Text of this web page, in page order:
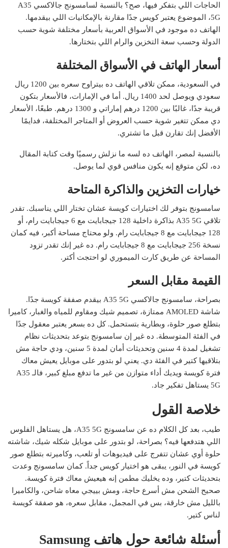
الحاجات اللي بتفكر فيها، صح؟ بالنسبة لسامسونج جالاكسي A35
5G، الموضوع يعتبر كويس جدًا مقارنة بالإمكانيات اللي بيقدمها.
الهاتف ده موجود في الأسواق العربية بأسعار مختلفة شوية حسب
الدولة وحسب سعة التخزين والرام اللي بتختارها.
أسعار الهاتف في الأسواق المختلفة
في السعودية، ممكن تلاقي الهاتف ده بيتراوح سعره بين 1200 ريال
سعودي ويوصل لحد 1400 ريال. أما في الإمارات، فالأسعار بتكون
قريبة جدًا، غالبًا بين 1200 درهم إماراتي و 1300 درهم. طبعًا، الأسعار
دي ممكن تتغير شوية حسب العروض أو المتاجر المختلفة، فدايمًا
الأفضل إنك تقارن قبل ما تشتري.
بالنسبة لمصر، الهاتف ده لسه ما نزلش رسميًا وقت كتابة المقال
ده، لكن متوقع إنه يكون منافس قوي لما يوصل.
خيارات التخزين والذاكرة المتاحة
سامسونج بتوفر لك اختيارات كويسة عشان تختار اللي يناسبك. تقدر
تلاقي A35 5G بذاكرة داخلية 128 جيجابايت مع 6 جيجابايت رام، أو
128 جيجابايت مع 8 جيجابايت رام. ولو محتاج مساحة أكبر، فيه كمان
نسخة 256 جيجابايت مع 8 جيجابايت رام. ده غير إنك تقدر تزود
المساحة عن طريق كارت الميموري لو احتجت أكتر.
القيمة مقابل السعر
بصراحة، سامسونج جالاكسي A35 5G بيقدم صفقة كويسة جدًا.
شاشة AMOLED ممتازة، تصميم شيك ومقاوم للمياه والغبار، كاميرا
بتطلع صور حلوة، وبطارية بتستحمل. كل ده بسعر يعتبر معقول جدًا
في الفئة المتوسطة. ده غير إن سامسونج بتوعد بتحديثات نظام
تشغيل لمدة 4 سنين وتحديثات أمان لمدة 5 سنين، ودي حاجة مش
بتلاقيها كتير في الفئة دي. يعني لو بتدور على موبايل يعيش معاك
فترة كويسة ويديك أداء متوازن من غير ما تدفع مبلغ كبير، فالـ A35
5G يستاهل تفكير جاد.
خلاصة القول
طيب، بعد كل الكلام ده عن سامسونج A35 5G، هل يستاهل الفلوس
اللي هتدفعها فيه؟ بصراحة، لو بتدور على موبايل شكله شيك، شاشته
حلوة أوي عشان تتفرج على فيديوهات أو تلعب، وكاميرته بتطلع صور
كويسة في النور، يبقى هو اختيار كويس جداً. كمان سامسونج وعدت
بتحديثات كتير، وده يخليك مطمن إنه هيعيش معاك فترة كويسة.
صحيح الشحن مش أسرع حاجة، ومش بييجي معاه شاحن، والكاميرا
بالليل مش خارقة، بس في المجمل، مقابل سعره، هو صفقة كويسة
لناس كتير.
أسئلة شائعة حول هاتف Samsung